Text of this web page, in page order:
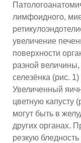
лимфоидного,
увеличение
поверхности
разной
селезёнка (рис.
Увеличенный
цветную капусту
могут быть в
других органах.
резкую